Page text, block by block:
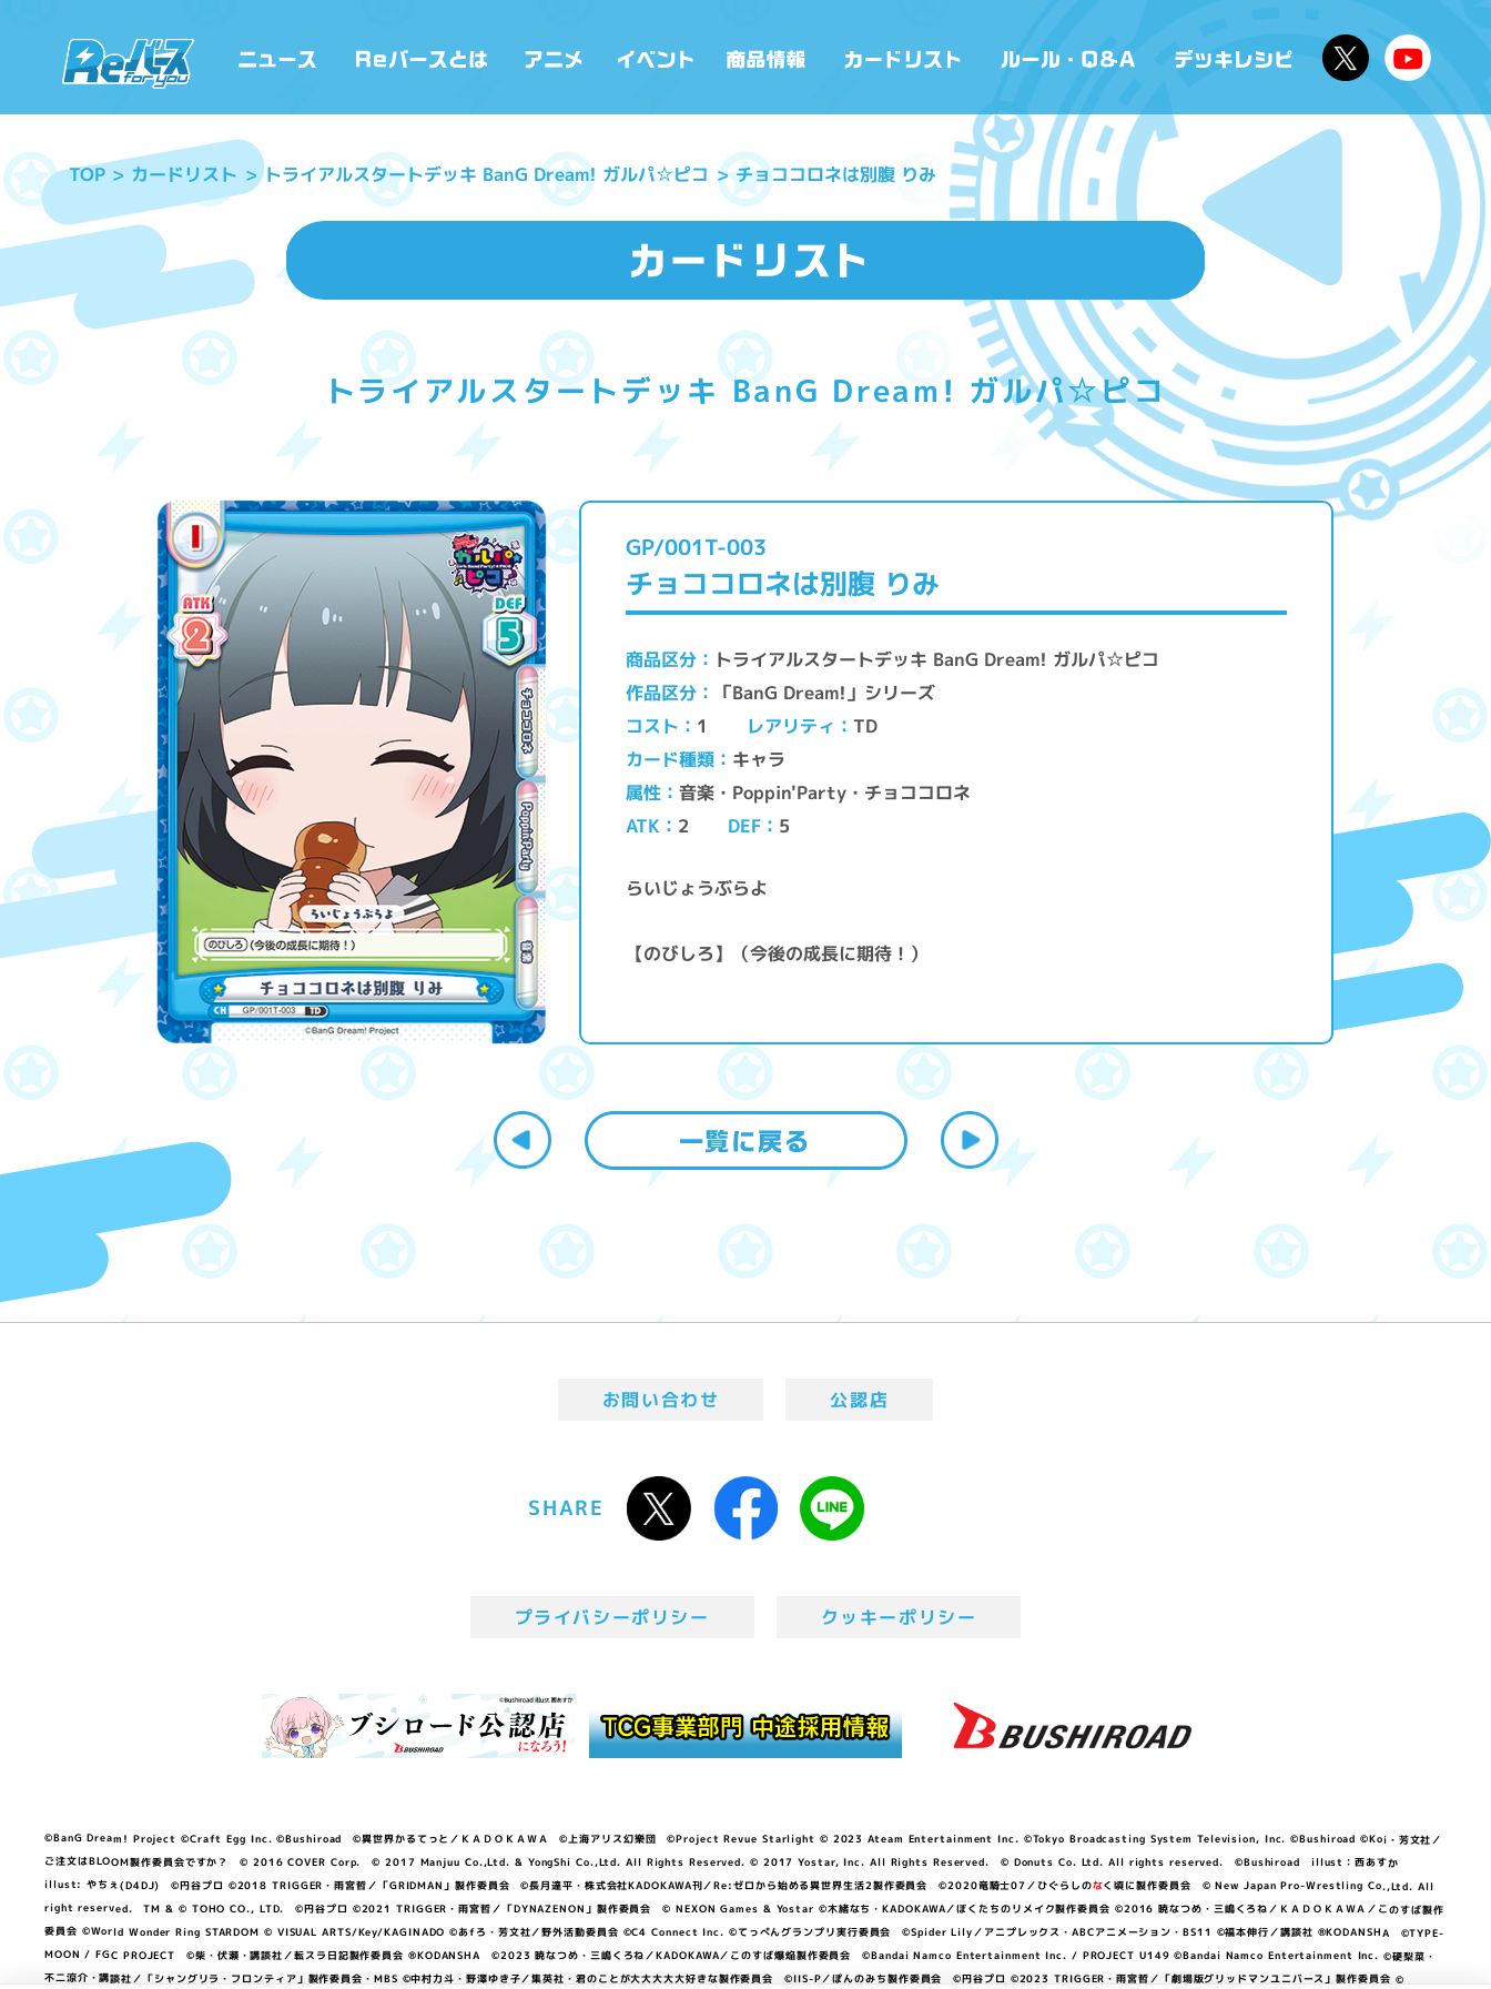
TOP カードリスト トライアルスタートデッキ BanG Dream! ガルパ☆ピコ チョココロネは別腹 りみ
トライアルスタートデッキ BanG Dream! ガルパ☆ピコ
GP/001T-003
チョココロネは別腹 りみ
商品区分 トライアルスタートデッキ BanG Dream! ガルパ☆ピコ
作品区分 「BanG Dream!」シリーズ
コスト 1 レアリティ TD
カード種類 キャラ
属性 音楽・Poppin'Party・チョココロネ
ATK 2 DEF 5
らいじょうぶらよ
【のびしろ】（今後の成長に期待！）
お問い合わせ 公認店
SHARE
プライバシーポリシー クッキーポリシー
©BanG Dream! Project ©Craft Egg Inc. ©Bushiroad ©異世界かるてっと／ＫＡＤＯＫＡＷＡ ©上海アリス幻樂団 ©Project Revue Starlight © 2023 Ateam Entertainment Inc. ©Tokyo Broadcasting System Television, Inc. ©Bushiroad ©Koi・芳文社／
ご注文はBLOOM製作委員会ですか？ © 2016 COVER Corp. © 2017 Manjuu Co.,Ltd. & YongShi Co.,Ltd. All Rights Reserved. © 2017 Yostar, Inc. All Rights Reserved. © Donuts Co. Ltd. All rights reserved. ©Bushiroad illust：西あすか
illust: やちぇ(D4DJ) ©円谷プロ ©2018 TRIGGER・雨宮哲／「GRIDMAN」製作委員会 ©長月達平・株式会社KADOKAWA刊／Re:ゼロから始める異世界生活2製作委員会 ©2020竜騎士07／ひぐらしのなく頃に製作委員会 © New Japan Pro-Wrestling Co.,Ltd. All
right reserved. TM & © TOHO CO., LTD. ©円谷プロ ©2021 TRIGGER・雨宮哲／「DYNAZENON」製作委員会 © NEXON Games & Yostar ©木緒なち・KADOKAWA／ぼくたちのリメイク製作委員会 ©2016 暁なつめ・三嶋くろね／ＫＡＤＯＫＡＷＡ／このすば製作
委員会 ©World Wonder Ring STARDOM © VISUAL ARTS/Key/KAGINADO ©あfろ・芳文社／野外活動委員会 ©C4 Connect Inc. ©てっぺんグランプリ実行委員会 ©Spider Lily／アニプレックス・ABCアニメーション・BS11 ©福本伸行／講談社 ®KODANSHA ©TYPE-
MOON / FGC PROJECT ©柴・伏瀬・講談社／転スラ日記製作委員会 ®KODANSHA ©2023 暁なつめ・三嶋くろね／KADOKAWA／このすば爆焔製作委員会 ©Bandai Namco Entertainment Inc. / PROJECT U149 ©Bandai Namco Entertainment Inc. ©硬梨菜・
不二涼介・講談社／「シャングリラ・フロンティア」製作委員会・MBS ©中村力斗・野澤ゆき子／集英社・君のことが大大大大大好きな製作委員会 ©IIS-P／ぽんのみち製作委員会 ©円谷プロ ©2023 TRIGGER・雨宮哲／「劇場版グリッドマンユニバース」製作委員会 ©